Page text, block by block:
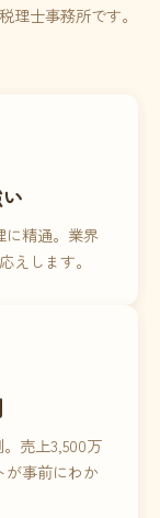
理士事務所です。
に精通。業界
えします。
売上3,500万
が事前にわか